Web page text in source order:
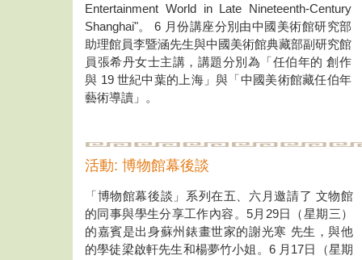
Entertainment World in Late Nineteenth-Century
Shanghai"。 6 月份講座分別由中國美術館研究部
助理館員李暨涵先生與中國美術館典藏部副研究館
員張希丹女士主講，講題分別為「任伯年的 創作
與 19 世紀中葉的上海」與「中國美術館藏任伯年
藝術導讀」。
活動: 博物館幕後談
「博物館幕後談」系列在五、六月邀請了 文物館
的同事與學生分享工作內容。5月29日（星期三）
的嘉賓是出身蘇州錶畫世家的謝光寒 先生，與他
的學徒梁啟軒先生和楊夢竹小姐。6 月17日（星期